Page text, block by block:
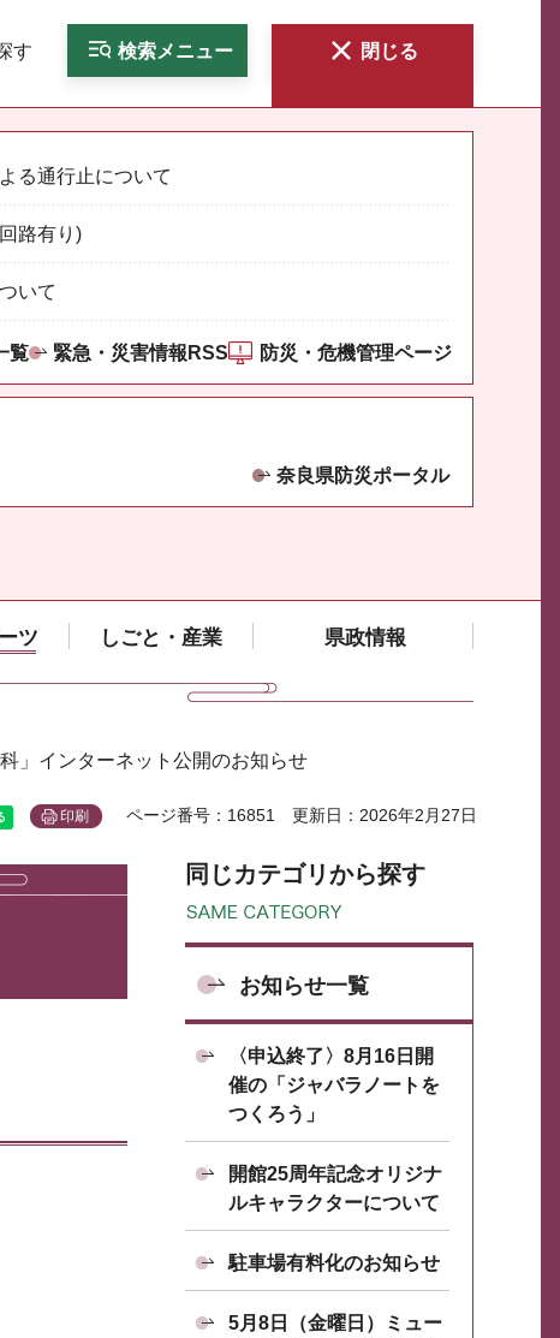
す 検索メニュー 閉じる
る通行止について
路有り)
いて
覧 緊急・災害情報RSS 防災・危機管理ページ
奈良県防災ポータル
ツ しごと・産業 県政情報
」インターネット公開のお知らせ
印刷 ページ番号：16851 更新日：2026年2月27日
同じカテゴリから探す
お知らせ一覧
〈申込終了〉8月16日開
催の「ジャバラノートを
つくろう」
開館25周年記念オリジナ
ルキャラクターについて
駐車場有料化のお知らせ
5月8日（金曜日）ミュー